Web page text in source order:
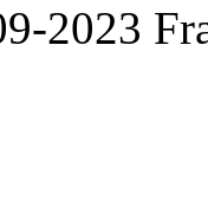
2023